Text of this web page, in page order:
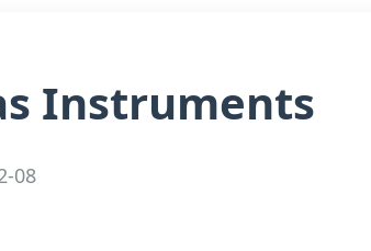
Instruments
08